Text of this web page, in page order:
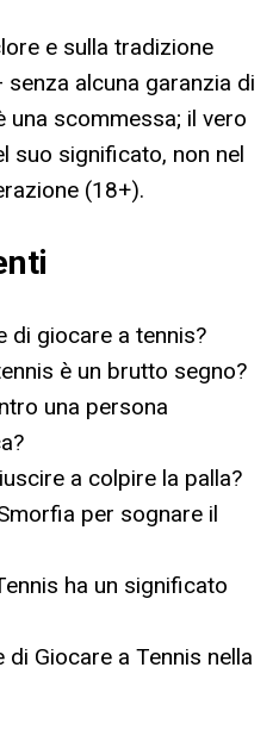
e sulla tradizione
alcuna garanzia di
una scommessa; il vero
suo significato, non nel
(18+).
di giocare a tennis?
è un brutto segno?
una persona
a colpire la palla?
per sognare il
ha un significato
Giocare a Tennis nella